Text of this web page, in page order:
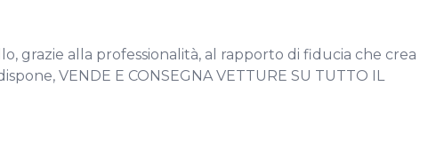
grazie alla professionalità, al rapporto di fiducia che crea
VENDE E CONSEGNA VETTURE SU TUTTO IL